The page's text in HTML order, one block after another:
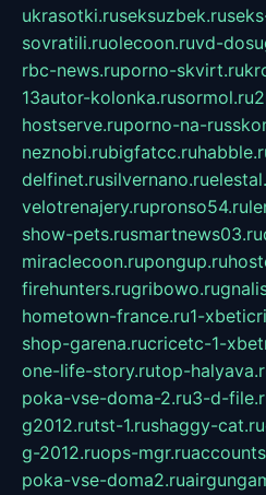
ukrasotki.ruseksuzbek.ru
sovratili.ruolecoon.ruvd-
rbc-news.ruporno-skvirt.ru
13autor-kolonka.rusormol.ru
hostserve.ruporno-na-
neznobi.rubigfatcc.ru
delfinet.rusilvernano.ru
velotrenajery.rupronso54.ru
show-pets.rusmartnews03.ru
miraclecoon.rupongup.ru
firehunters.rugribowo.ru
hometown-france.ru1-
shop-garena.rucricetc-1-
one-life-story.rutop-
poka-vse-doma-2.ru3-d-
g2012.rutst-1.rushaggy-cat.ru
g-2012.ruops-mgr.ru
poka-vse-doma2.ru